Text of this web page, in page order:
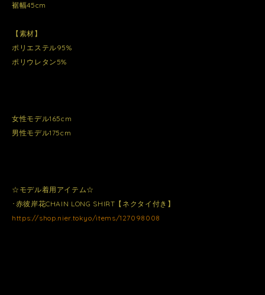
裾幅45cm
【素材】
ポリエステル95%
ポリウレタン5%
女性モデル165cm
男性モデル175cm
☆モデル着用アイテム☆
･赤彼岸花CHAIN LONG SHIRT【ネクタイ付き】
https://shop.nier.tokyo/items/127098008